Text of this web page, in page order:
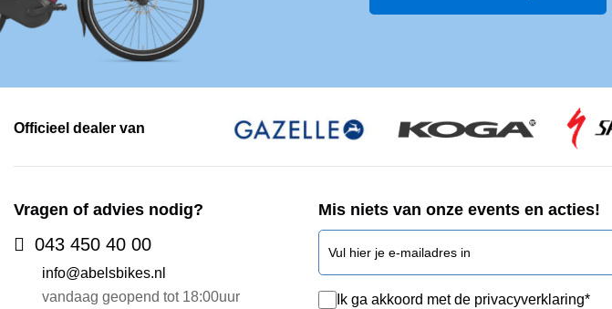
Officieel dealer van
Vragen of advies nodig?
043 450 40 00
info@abelsbikes.nl
vandaag geopend tot 18:00uur
Mis niets van onze events en acties!
Ik ga akkoord met de privacyverklaring*